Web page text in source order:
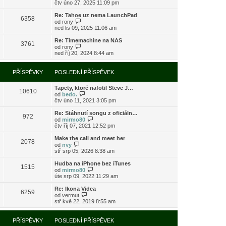
ě
e
ř
s
ě
e
o
l
d
í
ř
í
s
p
ě
v
e
k
o
r
z
i
p
o
s
l
e
d
í
ř
í
p
ě
v
k
čtv úno 27, 2025 11:09 pm
6358
Re: Tahoe uz nema LaunchPad
od rony
o
r
z
i
t
p
o
s
l
e
d
í
p
ř
í
p
ě
v
k
ned lis 09, 2025 11:06 am
3761
Re: Timemachine na NAS
od rony
o
r
a
z
i
t
p
o
l
e
d
í
ř
í
s
p
ě
v
k
ned říj 20, 2024 8:44 am
PŘÍSPĚVKY POSLEDNÍ PŘÍSPĚVEK
10610
Tapety, ktoré nafotil Steve J…
od bedo.
o
r
a
z
i
t
p
o
s
e
d
n
p
ř
í
s
ě
čtv úno 11, 2021 3:05 pm
972
Re: Stáhnutí songu z oficiáln…
od mirmo80
o
r
z
p
o
s
e
n
í
ř
čtv říj 07, 2021 12:52 pm
2078
Make the call and meet her
od nvy
o
r
a
z
t
p
o
s
l
e
d
stř srp 05, 2026 8:38 am
1515
Hudba na iPhone bez iTunes
od mirmo80
o
r
z
t
p
o
úte srp 09, 2022 11:29 am
6259
Re: Ikona Videa
od vermut
o
r
a
z
stř kvě 22, 2019 8:55 am
PŘÍSPĚVKY POSLEDNÍ PŘÍSPĚVEK